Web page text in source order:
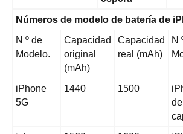
Números de modelo de batería de
N º de
Modelo.
Capacidad
original
(mAh)
Capacidad
real (mAh)
N
iPhone
5G
1440 1500